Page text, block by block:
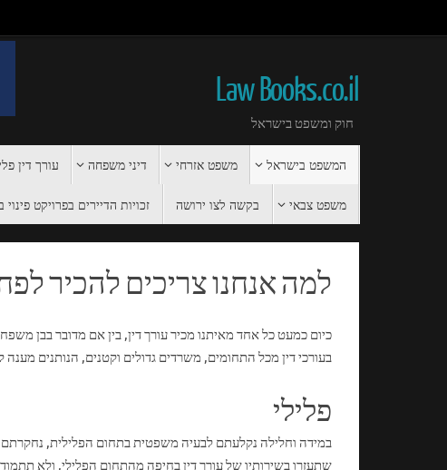
Law Books.co.il
חוק ומשפט בישראל
המשפט בישראל משפט אזרחי דיני משפחה עורך דין
משפט צבאי בקשה לצו ירושה זכויות הדיירים בפרויקט פינוי
למה אנחנו צריכים להכיר
כיום כמעט כל אחד מאיתנו מכיר עורך דין, בין אם מדובר בבן
בעורכי דין מכל התחומים, משרדים גדולים וקטנים, הנותנים
פלילי
במידה וחלילה נקלעתם לבעיה משפטית בתחום הפלילית,
שתעזרו בשירותיו של עורך דין בחיפה מהתחום הפלילי, ולא